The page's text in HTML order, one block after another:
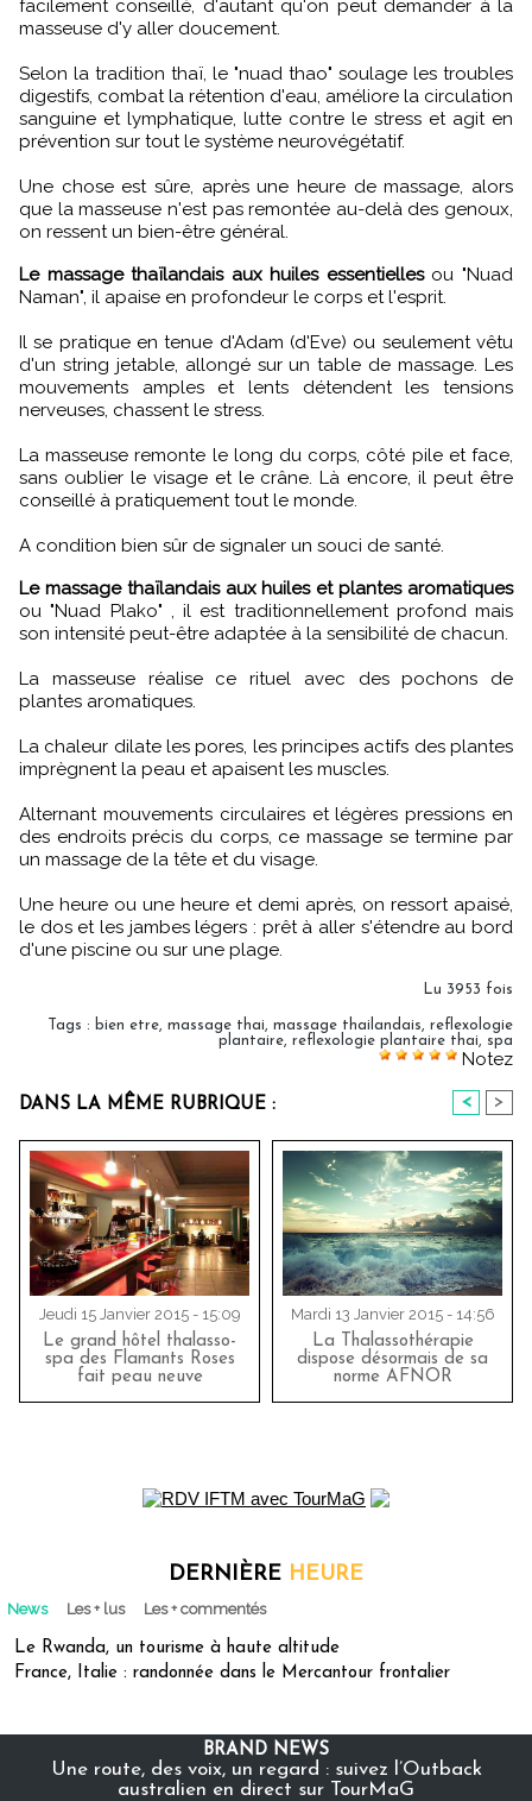
facilement conseillé, d'autant qu'on peut demander à la
masseuse d'y aller doucement.
Selon la tradition thaï, le "nuad thao" soulage les troubles
digestifs, combat la rétention d'eau, améliore la circulation
sanguine et lymphatique, lutte contre le stress et agit en
prévention sur tout le système neurovégétatif.
Une chose est sûre, après une heure de massage, alors
que la masseuse n'est pas remontée au-delà des genoux,
on ressent un bien-être général.
Le massage thaïlandais aux huiles essentielles ou "Nuad
Naman", il apaise en profondeur le corps et l'esprit.
Il se pratique en tenue d'Adam (d'Eve) ou seulement vêtu
d'un string jetable, allongé sur un table de massage. Les
mouvements amples et lents détendent les tensions
nerveuses, chassent le stress.
La masseuse remonte le long du corps, côté pile et face,
sans oublier le visage et le crâne. Là encore, il peut être
conseillé à pratiquement tout le monde.
A condition bien sûr de signaler un souci de santé.
Le massage thaïlandais aux huiles et plantes aromatiques
ou "Nuad Plako" , il est traditionnellement profond mais
son intensité peut-être adaptée à la sensibilité de chacun.
La masseuse réalise ce rituel avec des pochons de
plantes aromatiques.
La chaleur dilate les pores, les principes actifs des plantes
imprègnent la peau et apaisent les muscles.
Alternant mouvements circulaires et légères pressions en
des endroits précis du corps, ce massage se termine par
un massage de la tête et du visage.
Une heure ou une heure et demi après, on ressort apaisé,
le dos et les jambes légers : prêt à aller s'étendre au bord
d'une piscine ou sur une plage.
Lu 3953 fois
Tags : bien etre, massage thai, massage thailandais, reflexologie
plantaire, reflexologie plantaire thai, spa
Notez
DANS LA MÊME RUBRIQUE : < >
Jeudi 15 Janvier 2015 - 15:09
Le grand hôtel thalasso-
spa des Flamants Roses
fait peau neuve
Mardi 13 Janvier 2015 - 14:56
La Thalassothérapie
dispose désormais de sa
norme AFNOR
DERNIÈRE HEURE
News Les + lus Les + commentés
Le Rwanda, un tourisme à haute altitude
France, Italie : randonnée dans le Mercantour frontalier
BRAND NEWS
Une route, des voix, un regard : suivez l’Outback
australien en direct sur TourMaG